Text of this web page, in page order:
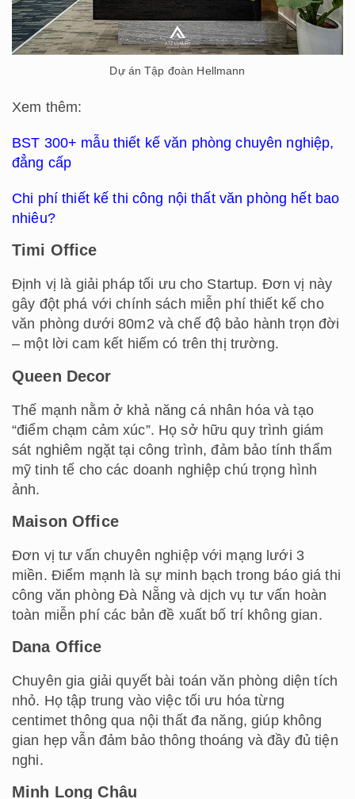
Dự án Tập đoàn Hellmann
Xem thêm:
BST 300+ mẫu thiết kế văn phòng chuyên nghiệp,
đẳng cấp
Chi phí thiết kế thi công nội thất văn phòng hết bao
nhiêu?
Timi Office
Định vị là giải pháp tối ưu cho Startup. Đơn vị này
gây đột phá với chính sách miễn phí thiết kế cho
văn phòng dưới 80m2 và chế độ bảo hành trọn đời
– một lời cam kết hiếm có trên thị trường.
Queen Decor
Thế mạnh nằm ở khả năng cá nhân hóa và tạo
“điểm chạm cảm xúc”. Họ sở hữu quy trình giám
sát nghiêm ngặt tại công trình, đảm bảo tính thẩm
mỹ tinh tế cho các doanh nghiệp chú trọng hình
ảnh.
Maison Office
Đơn vị tư vấn chuyên nghiệp với mạng lưới 3
miền. Điểm mạnh là sự minh bạch trong báo giá thi
công văn phòng Đà Nẵng và dịch vụ tư vấn hoàn
toàn miễn phí các bản đề xuất bố trí không gian.
Dana Office
Chuyên gia giải quyết bài toán văn phòng diện tích
nhỏ. Họ tập trung vào việc tối ưu hóa từng
centimet thông qua nội thất đa năng, giúp không
gian hẹp vẫn đảm bảo thông thoáng và đầy đủ tiện
nghi.
Minh Long Châu